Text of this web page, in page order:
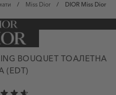
/ Miss Dior / DIOR Miss Dior
BOUQUET ТОАЛЕТНА
(EDT)